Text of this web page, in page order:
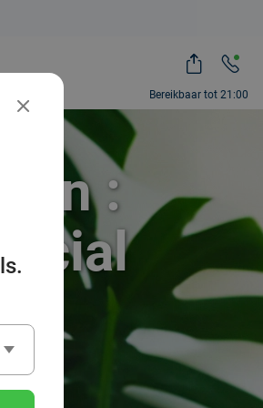
Bereikbaar tot 21:00
: